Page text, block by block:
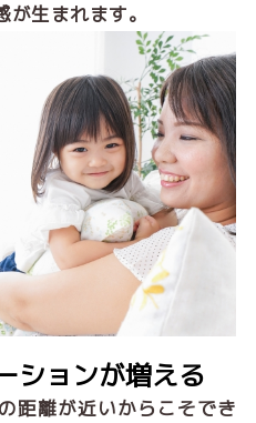
生まれます。
ションが増える
距離が近いからこそでき